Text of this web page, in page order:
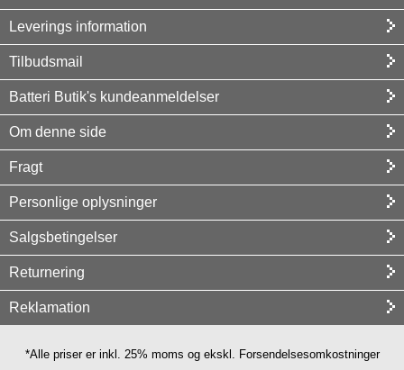
Leverings information
Tilbudsmail
Batteri Butik's kundeanmeldelser
Om denne side
Fragt
Personlige oplysninger
Salgsbetingelser
Returnering
Reklamation
*Alle priser er inkl. 25% moms og ekskl. Forsendelsesomkostninger